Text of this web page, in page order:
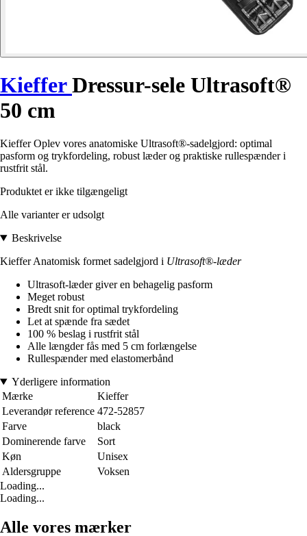
KiefferDressur-sele Ultrasoft®
50 cm
Kieffer Oplev vores anatomiske Ultrasoft®-sadelgjord: optimal
pasform og trykfordeling, robust læder og praktiske rullespænder i
rustfrit stål.
Produktet er ikke tilgængeligt
Alle varianter er udsolgt
Beskrivelse
Kieffer Anatomisk formet sadelgjord i Ultrasoft®-læder
Ultrasoft-læder giver en behagelig pasform
Meget robust
Bredt snit for optimal trykfordeling
Let at spænde fra sædet
100 % beslag i rustfrit stål
Alle længder fås med 5 cm forlængelse
Rullespænder med elastomerbånd
Yderligere information
Mærke
Kieffer
Leverandør reference 472-52857
Farve
black
Dominerende farve
Sort
Køn
Unisex
Aldersgruppe
Voksen
Loading...
Loading...
Alle vores mærker